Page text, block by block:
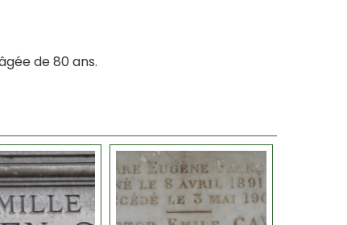
de 80 ans.